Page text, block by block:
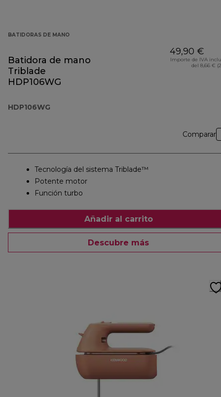
BATIDORAS DE MANO
Batidora de mano
Triblade
HDP106WG
HDP106WG
49,90 €
Importe de IVA
del 8,66 €
Comparar
Tecnología del sistema Triblade™
Potente motor
Función turbo
Añadir al carrito
Descubre más